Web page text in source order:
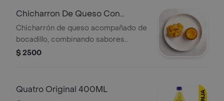
Chicharron De Queso Con
Bocadillo
Chicharrón de queso acompañado de
bocadillo, combinando sabores
dulces y salados.
$ 2500
Quatro Original 400ML